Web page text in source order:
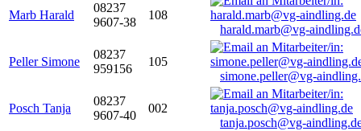
Marb Harald
08237
9607-38
108
harald.marb@vg-
Peller Simone
08237
959156
105
simone.peller@vg-
Posch Tanja
08237
9607-40
002
tanja.posch@vg-